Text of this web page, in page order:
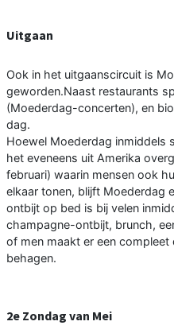
Uitgaan
Ook in het uitgaanscircuit is
geworden.Naast restaurants
(Moederdag-concerten), en
dag.
Hoewel Moederdag inmiddels
het eveneens uit Amerika
februari) waarin mensen ook
elkaar tonen, blijft Moederdag
ontbijt op bed is bij velen
champagne-ontbijt, brunch,
of men maakt er een
behagen.
2e Zondag van Mei